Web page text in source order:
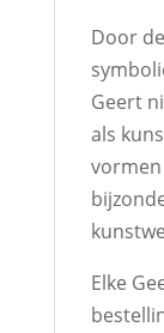
Door
Geert
als
Elke